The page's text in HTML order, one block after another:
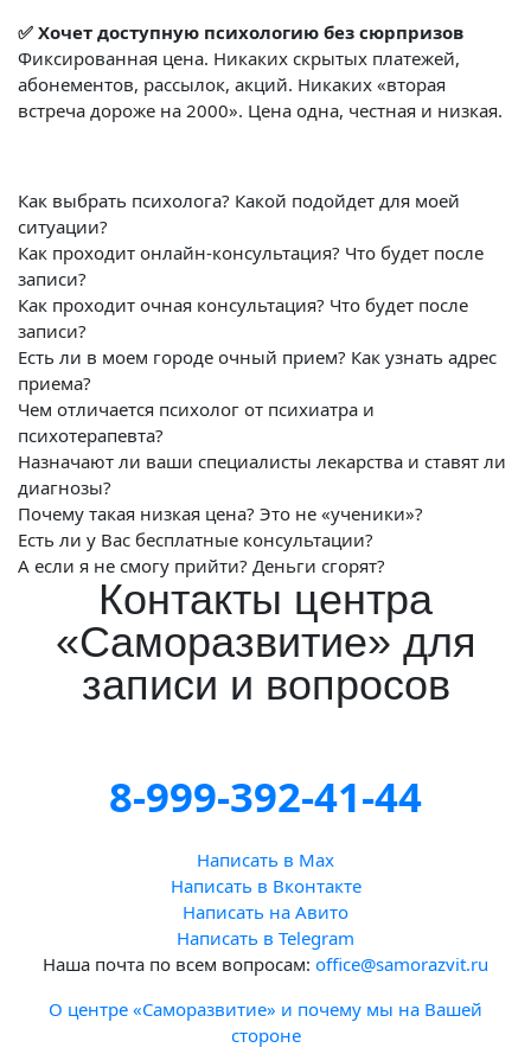
✅ Хочет доступную психологию без сюрпризов
Фиксированная цена. Никаких скрытых платежей,
абонементов, рассылок, акций. Никаких «вторая
встреча дороже на 2000». Цена одна, честная и низкая.
Как выбрать психолога? Какой подойдет для моей
ситуации?
Как проходит онлайн-консультация? Что будет после
записи?
Как проходит очная консультация? Что будет после
записи?
Есть ли в моем городе очный прием? Как узнать адрес
приема?
Чем отличается психолог от психиатра и
психотерапевта?
Назначают ли ваши специалисты лекарства и ставят ли
диагнозы?
Почему такая низкая цена? Это не «ученики»?
Есть ли у Вас бесплатные консультации?
А если я не смогу прийти? Деньги сгорят?
Контакты центра
«Саморазвитие» для
записи и вопросов
8-999-392-41-44
Написать в Max
Написать в Вконтакте
Написать на Авито
Написать в Telegram
Наша почта по всем вопросам: office@samorazvit.ru
О центре «Саморазвитие» и почему мы на Вашей
стороне